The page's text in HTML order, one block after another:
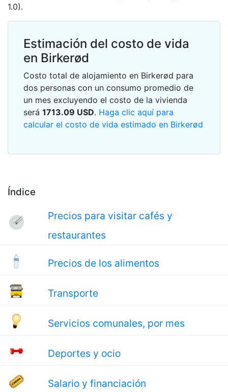
Índice
Precios para visitar cafés y
restaurantes
Precios de los alimentos
Transporte
Servicios comunales, por mes
Deportes y ocio
Salario y financiación
1.0).
Estimación del costo de vida
en Birkerød
Costo total de alojamiento en Birkerød para
dos personas con un consumo promedio de
un mes excluyendo el costo de la vivienda
será 1713.09 USD. Haga clic aquí para
calcular el costo de vida estimado en Birkerød